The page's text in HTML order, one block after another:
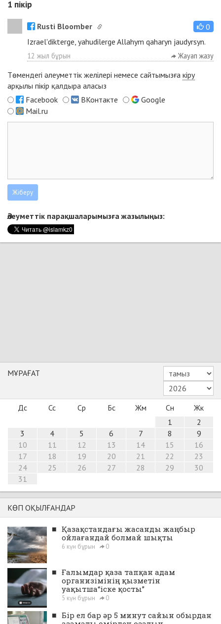
1 пікір
Rusti Bloomber
0
Izrael'dikterge, yahudilerge Allahym qaharyn jaudyrsyn.
12 жыл бұрын Жауап жазу
Төмендегі әлеуметтік желілері немесе сайтымызға кіру
арқылы пікір қалдыра аласыз
Facebook
ВКонтакте
Google
Mail.ru
Әлеуметтік парақшаларымызға жазылыңыз:
МҰРАҒАТ
Дс Сс Ср Бс Жм Сн
Жк
1
2
3
4 5 6 7 8
9
10
11 12 13 14 15
16
17
18 19 20 21 22
23
24
25 26 27 28 29
30
31
КӨП ОҚЫЛҒАНДАР
■ Қазақстандағы жасанды жаңбыр
ойлағандай болмай шықты
6 күн бұрын 0
■ Ғалымдар қаза тапқан адам
организімінің қызметін
уақытша“іске қосты”
5 күн бұрын 0
■ Бір ел бар әр 5 минут сайын обырдан